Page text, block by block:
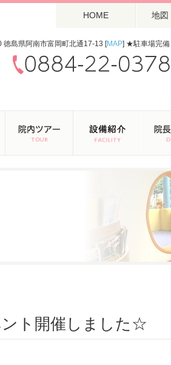
HOME 地図
徳島県阿南市富岡町北通17-13 [MAP] ★駐車場完備
ト開催しました☆